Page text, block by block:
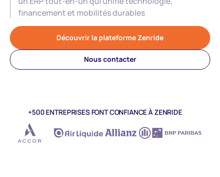
financement et mobilités durables
Découvrir la plateforme Zenride
Nous contacter
+500 ENTREPRISES FONT CONFIANCE À ZENRIDE